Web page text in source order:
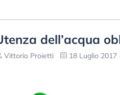
dell’acqua
Vittorio Proietti 18 Luglio 2017